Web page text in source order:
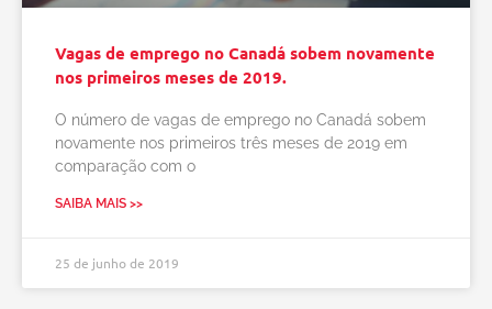
Vagas de emprego no Canadá sobem novamente
nos primeiros meses de 2019.
O número de vagas de emprego no Canadá sobem
novamente nos primeiros três meses de 2019 em
comparação com o
SAIBA MAIS >>
25 de junho de 2019